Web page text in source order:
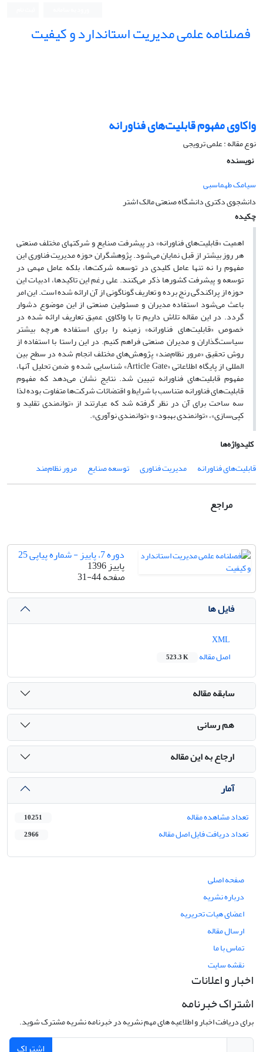
فصلنامه علمی مدیریت استاندارد و کیفیت
واکاوی مفهوم قابلیت‌های فناورانه
نوع مقاله : علمی ترویجی
نویسنده
سیامک طهماسبی
دانشجوی دکتری دانشگاه صنعتی مالک اشتر
چکیده
اهمیت «قابلیت‌های فناورانه» در پیشرفت صنایع و شرکتهای مختلف صنعتی
هر روز بیشتر از قبل نمایان می‌شود. پژوهشگران حوزه مدیریت فناوری این
مفهوم را نه تنها عامل کلیدی در توسعه شرکت‌ها، بلکه عامل مهمی در
توسعه و پیشرفت کشورها ذکر می‌کنند. علی رغم این تاکیدها، ادبیات این
حوزه از پراکندگی رنج برده و تعاریف گوناگونی از آن ارائه شده است. این امر
باعث می‌شود استفاده مدیران و مسئولین صنعتی از این موضوع دشوار
گردد. در این مقاله تلاش داریم تا با واکاوی عمیق تعاریف ارائه شده در
خصوص «قابلیت‌های فناورانه» زمینه را برای استفاده هرچه بیشتر
سیاست‌گذاران و مدیران صنعتی فراهم کنیم. در این راستا با استفاده از
روش تحقیق «مرور نظام‌مند» پژوهش‌های مختلف انجام شده در سطح بین
المللی از پایگاه اطلاعاتی «Article Gate» شناسایی شده و ضمن تحلیل آنها،
مفهوم قابلیت‌های فناورانه تبیین شد. نتایج نشان می‌دهد که مفهوم
قابلیت‌های فناورانه متناسب با شرایط و اقتضائات شرکت‌ها متفاوت بوده لذا
سه ساحت برای آن در نظر گرفته شد که عبارتند از «توانمندی تقلید و
کپی‌سازی»، «توانمندی بهبود» و «توانمندی نوآوری».
کلیدواژه‌ها
قابلیت‌های فناورانه
مدیریت فناوری توسعه صنایع مرور نظام‌مند
مراجع
دوره 7، پاییز - شماره پیاپی 25
پاییز 1396
صفحه31-44
فایل ها
اصل مقاله
523.3 K
سابقه مقاله
هم رسانی
ارجاع به این مقاله
آمار
تعداد مشاهده مقاله 10,251
تعداد دریافت فایل اصل مقاله 2,966
صفحه اصلی
درباره نشریه
اعضای هیات تحریریه
ارسال مقاله
تماس با ما
نقشه سایت
اخبار و اعلانات
اشتراک خبرنامه
برای دریافت اخبار و اطلاعیه های مهم نشریه در خبرنامه نشریه مشترک شوید.
اشتراک